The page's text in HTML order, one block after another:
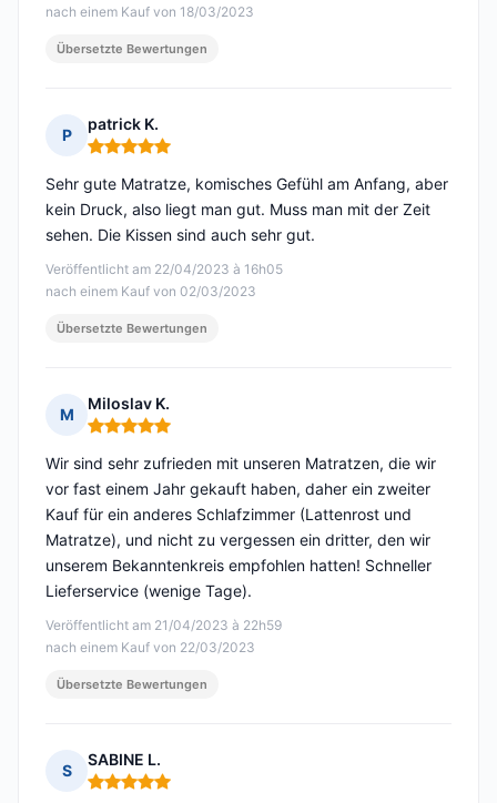
nach einem Kauf von 18/03/2023
Übersetzte Bewertungen
P
patrick K.
Hinweis: 5 von 5
Veröffentlicht am 22/04/2023 à 16h05
nach einem Kauf von 02/03/2023
Sehr gute Matratze, komisches Gefühl am Anfang, aber
kein Druck, also liegt man gut. Muss man mit der Zeit
sehen. Die Kissen sind auch sehr gut.
Übersetzte Bewertungen
M
Miloslav K.
Hinweis: 5 von 5
Veröffentlicht am 21/04/2023 à 22h59
nach einem Kauf von 22/03/2023
Wir sind sehr zufrieden mit unseren Matratzen, die wir
vor fast einem Jahr gekauft haben, daher ein zweiter
Kauf für ein anderes Schlafzimmer (Lattenrost und
Matratze), und nicht zu vergessen ein dritter, den wir
unserem Bekanntenkreis empfohlen hatten! Schneller
Lieferservice (wenige Tage).
Übersetzte Bewertungen
S
SABINE L.
Hinweis: 5 von 5